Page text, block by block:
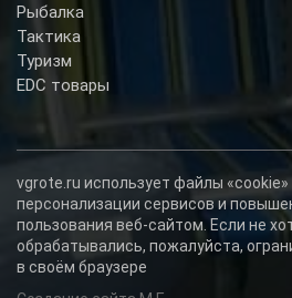
Рыбалка
Тактика
Туризм
EDC товары
vgrote.ru использует файлы
персонализации сервисов и
пользования веб-сайтом. Если не
обрабатывались, пожалуйста,
в своём браузере